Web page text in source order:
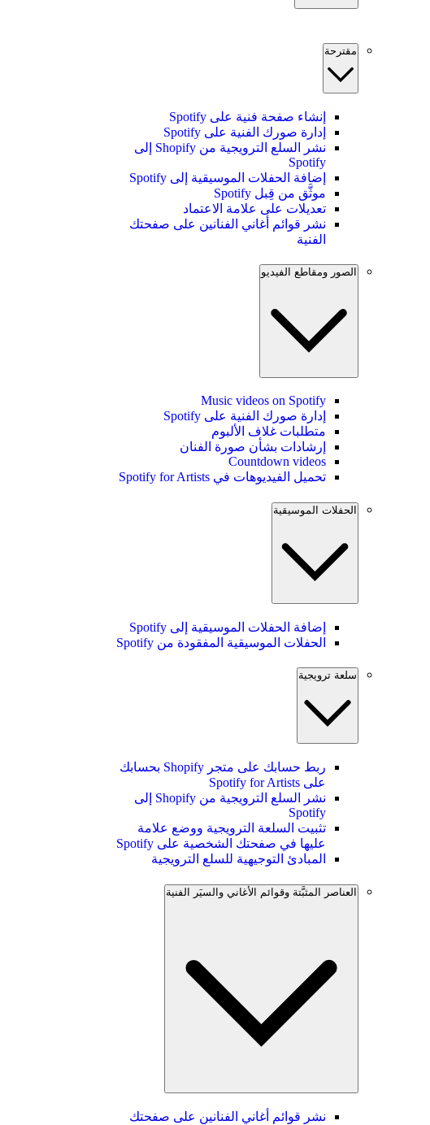
مقترحة
إنشاء صفحة فنية على Spotify
إدارة صورك الفنية على Spotify
نشر السلع الترويجية من Shopify إلى
Spotify
إضافة الحفلات الموسيقية إلى Spotify
موثَّق من قِبل Spotify
تعديلات على علامة الاعتماد
نشر قوائم أغاني الفنانين على صفحتك
الفنية
الصور ومقاطع الفيديو
Music videos on Spotify
إدارة صورك الفنية على Spotify
متطلبات غلاف الألبوم
إرشادات بشأن صورة الفنان
Countdown videos
تحميل الفيديوهات في Spotify for Artists
الحفلات الموسيقية
إضافة الحفلات الموسيقية إلى Spotify
الحفلات الموسيقية المفقودة من Spotify
سلعة ترويجية
ربط حسابك على متجر Shopify بحسابك
على Spotify for Artists
نشر السلع الترويجية من Shopify إلى
Spotify
تثبيت السلعة الترويجية ووضع علامة
عليها في صفحتك الشخصية على Spotify
المبادئ التوجيهية للسلع الترويجية
العناصر المثبَّتة وقوائم الأغاني والسيَر الفنية
نشر قوائم أغاني الفنانين على صفحتك